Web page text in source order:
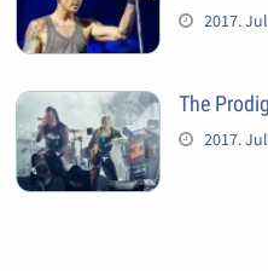
2017.
The
2017.